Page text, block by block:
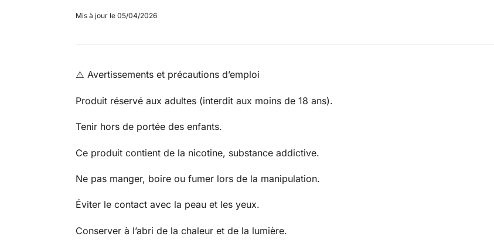
Mis à jour le 05/04/2026
⚠️ Avertissements et précautions d’emploi
Produit réservé aux adultes (interdit aux moins de 18 ans).
Tenir hors de portée des enfants.
Ce produit contient de la nicotine, substance addictive.
Ne pas manger, boire ou fumer lors de la manipulation.
Éviter le contact avec la peau et les yeux.
Conserver à l’abri de la chaleur et de la lumière.